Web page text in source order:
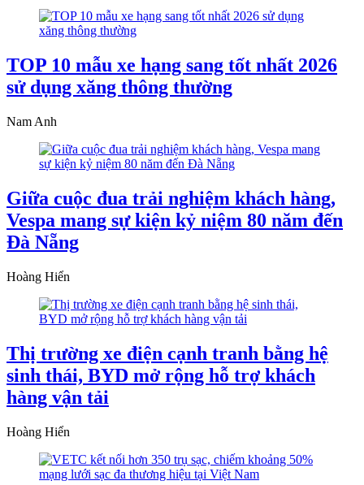
TOP 10 mẫu xe hạng sang tốt nhất 2026
sử dụng xăng thông thường
Nam Anh
Giữa cuộc đua trải nghiệm khách hàng,
Vespa mang sự kiện kỷ niệm 80 năm đến
Đà Nẵng
Hoàng Hiển
Thị trường xe điện cạnh tranh bằng hệ
sinh thái, BYD mở rộng hỗ trợ khách
hàng vận tải
Hoàng Hiển